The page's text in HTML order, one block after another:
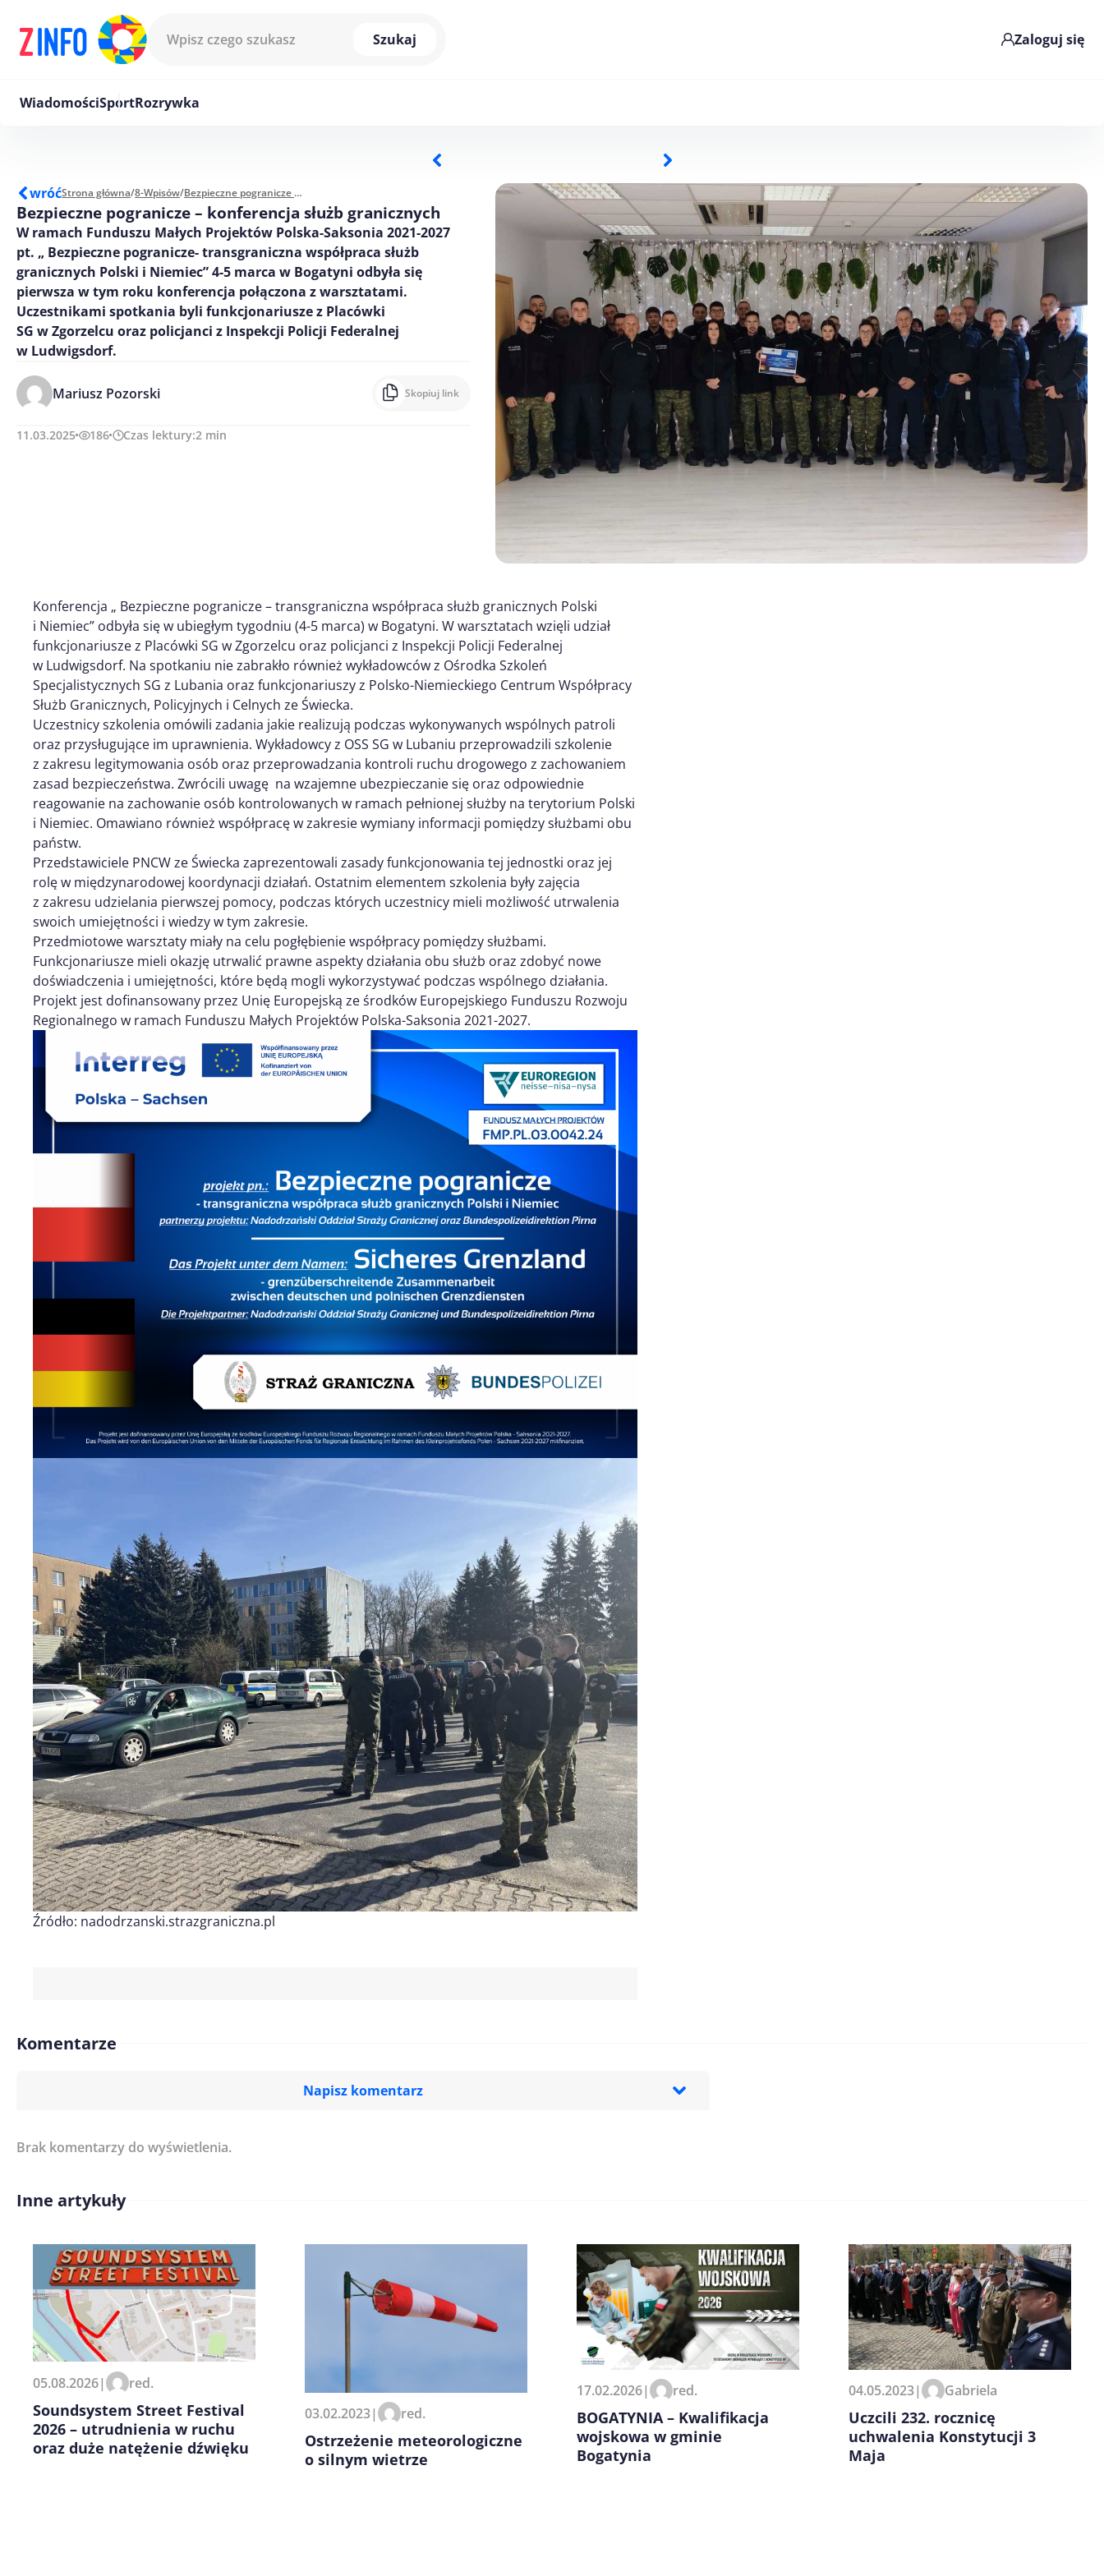
Szukaj
Zaloguj się
WiadomościSportRozrywka
wróćStrona główna/8-Wpisów/ Bezpieczne pogranicze - konferencja służb granicznych
Bezpieczne pogranicze – konferencja służb granicznych
W ramach Funduszu Małych Projektów Polska-Saksonia 2021-2027
pt. „ Bezpieczne pogranicze- transgraniczna współpraca służb
granicznych Polski i Niemiec” 4-5 marca w Bogatyni odbyła się
pierwsza w tym roku konferencja połączona z warsztatami.
Uczestnikami spotkania byli funkcjonariusze z Placówki
SG w Zgorzelcu oraz policjanci z Inspekcji Policji Federalnej
w Ludwigsdorf.
Mariusz Pozorski Skopiuj link
11.03.2025 186 Czas lektury:2 min
Konferencja „ Bezpieczne pogranicze – transgraniczna współpraca służb granicznych Polski
i Niemiec” odbyła się w ubiegłym tygodniu (4-5 marca) w Bogatyni. W warsztatach wzięli udział
funkcjonariusze z Placówki SG w Zgorzelcu oraz policjanci z Inspekcji Policji Federalnej
w Ludwigsdorf. Na spotkaniu nie zabrakło również wykładowców z Ośrodka Szkoleń
Specjalistycznych SG z Lubania oraz funkcjonariuszy z Polsko-Niemieckiego Centrum Współpracy
Służb Granicznych, Policyjnych i Celnych ze Świecka.
Uczestnicy szkolenia omówili zadania jakie realizują podczas wykonywanych wspólnych patroli
oraz przysługujące im uprawnienia. Wykładowcy z OSS SG w Lubaniu przeprowadzili szkolenie
z zakresu legitymowania osób oraz przeprowadzania kontroli ruchu drogowego z zachowaniem
zasad bezpieczeństwa. Zwrócili uwagę na wzajemne ubezpieczanie się oraz odpowiednie
reagowanie na zachowanie osób kontrolowanych w ramach pełnionej służby na terytorium Polski
i Niemiec. Omawiano również współpracę w zakresie wymiany informacji pomiędzy służbami obu
państw.
Przedstawiciele PNCW ze Świecka zaprezentowali zasady funkcjonowania tej jednostki oraz jej
rolę w międzynarodowej koordynacji działań. Ostatnim elementem szkolenia były zajęcia
z zakresu udzielania pierwszej pomocy, podczas których uczestnicy mieli możliwość utrwalenia
swoich umiejętności i wiedzy w tym zakresie.
Przedmiotowe warsztaty miały na celu pogłębienie współpracy pomiędzy służbami.
Funkcjonariusze mieli okazję utrwalić prawne aspekty działania obu służb oraz zdobyć nowe
doświadczenia i umiejętności, które będą mogli wykorzystywać podczas wspólnego działania.
Projekt jest dofinansowany przez Unię Europejską ze środków Europejskiego Funduszu Rozwoju
Regionalnego w ramach Funduszu Małych Projektów Polska-Saksonia 2021-2027.
Źródło: nadodrzanski.strazgraniczna.pl
Komentarze
Napisz komentarz
Imię/ Nick*
Zapamiętaj moje dane w tej przeglądarce podczas pisania
kolejnych komentarzy.
Brak komentarzy do wyświetlenia.
Inne artykuły
05.08.2026| red.
Soundsystem Street Festival
2026 – utrudnienia w ruchu
oraz duże natężenie dźwięku
03.02.2023| red.
Ostrzeżenie meteorologiczne
o silnym wietrze
17.02.2026| red.
BOGATYNIA – Kwalifikacja
wojskowa w gminie
Bogatynia
04.05.2023| Gabriela
Uczcili 232. rocznicę
uchwalenia Konstytucji 3
Maja